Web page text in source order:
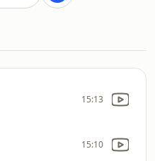
15:13
15:10